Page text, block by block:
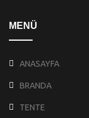
MENÜ
ANASAYFA
BRANDA
TENTE